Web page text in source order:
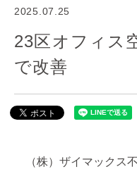
2025.07.25
23区オフィス
で改善
（株）ザイマックス